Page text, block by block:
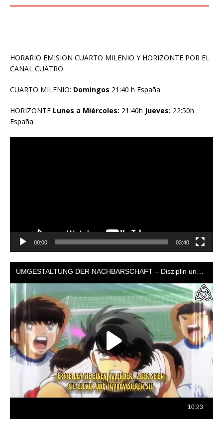
HORARIO EMISION CUARTO MILENIO Y HORIZONTE POR EL
CANAL CUATRO
CUARTO MILENIO: Domingos 21:40 h España
HORIZONTE Lunes a Miércoles: 21:40h Jueves: 22:50h
España
00:00 03:40